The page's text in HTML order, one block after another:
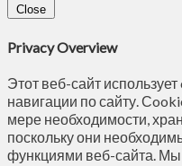
Close
Privacy Overview
Этот веб-сайт
навигации по сайту.
мере необходимости,
поскольку они
функциями веб-сайта. Мы